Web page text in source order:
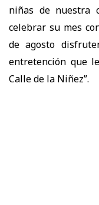
niñas de nuestra
celebrar su mes
de agosto
entretención que
Calle de la Niñez”.